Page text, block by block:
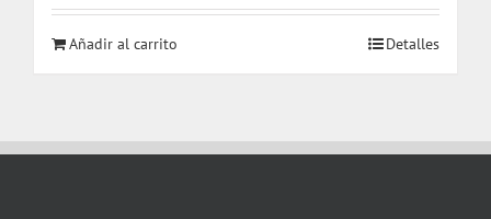
original
era:
actual
Añadir al carrito Detalles